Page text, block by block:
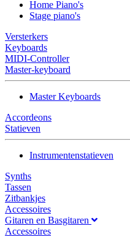
Home Piano's
Stage piano's
Versterkers
Keyboards
MIDI-Controller
Master-keyboard
Master Keyboards
Accordeons
Statieven
Instrumentenstatieven
Synths
Tassen
Zitbankjes
Accessoires
Gitaren en Basgitaren
Accessoires